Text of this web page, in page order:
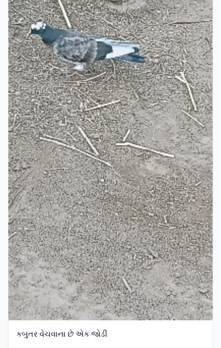
કબુતર વેચવાના છે એક જોડી